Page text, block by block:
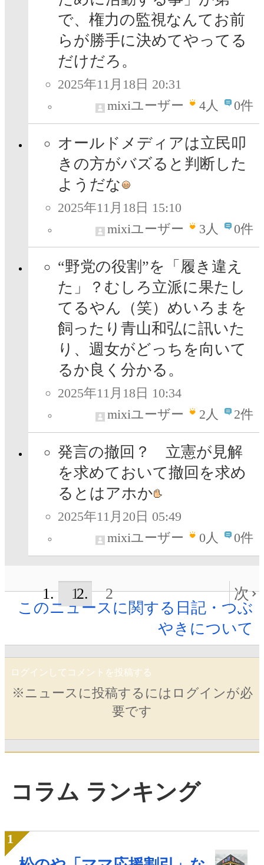
で、権力の監視なんてお前
らが勝手に決めてやってる
だけだろ。
2025年11月18日 20:31
mixiユーザー
4人 0件
オールドメディアは立民叩
きの方がバズると判断した
ようだな
2025年11月18日 15:10
mixiユーザー
3人 0件
“野党の役割”を「履き違え
た」？むしろ立派に果たし
てるやん（笑）めいろまを
飼ったり青山和弘に訊いた
り、週女がどっちを向いて
るか良く分かる。
2025年11月18日 10:34
mixiユーザー
2人 2件
発言の撤回？ 立憲が見解
を求めておいて撤回を求め
るとはアホか
2025年11月20日 05:49
mixiユーザー
0人 0件
1 2
次
このニュースに関する日記・つぶ
やきについて
ログインしてコメントを投稿する
※ニュースに投稿するにはログインが必
要です
コラム ランキング